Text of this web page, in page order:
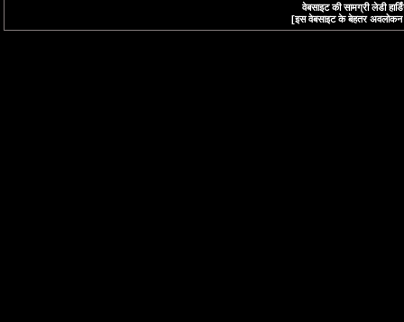
वेबसाइट की सामग्री लेडी
[इस वेबसाइट के बेहतर